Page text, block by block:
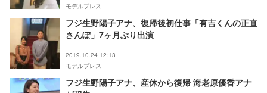
モデルプレス
フジ生野陽子アナ、復帰後初仕事「有吉くんの正直
さんぽ」7ヶ月ぶり出演
2019.10.24 12:13
モデルプレス
フジ生野陽子アナ、産休から復帰 海老原優香アナ